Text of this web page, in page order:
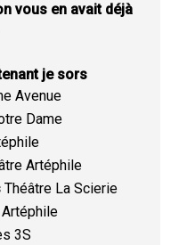
vous en avait déjà
je sors
Avenue
Dame
Artéphile
Théâtre La Scierie
3S